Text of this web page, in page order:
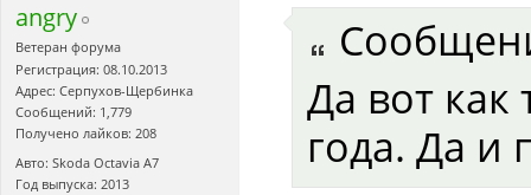
angry
Ветеран форума
Регистрация: 08.10.2013
Адрес: Серпухов-Щербинка
Сообщений: 1,779
Получено лайков: 208
Авто: Skoda Octavia А7
Год выпуска: 2013
Да вот
года. Да и